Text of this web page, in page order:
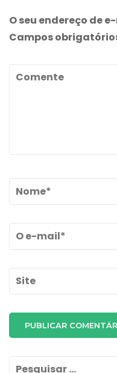
O seu endereço de
Campos
Comente
Name *
Email*
Site
Pesquisar